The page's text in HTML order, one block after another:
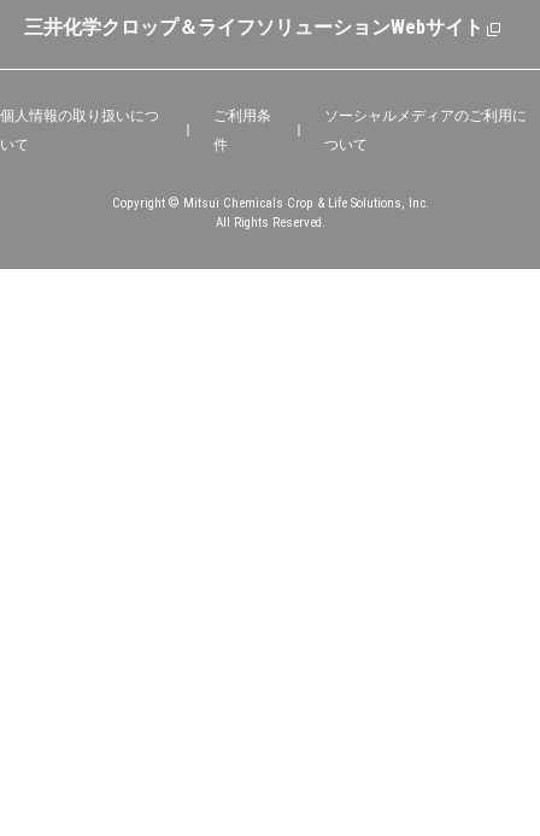
三井化学クロップ＆ライフソリューションWebサイト
個人情報の取り扱いにつ
いて
ご利用条
件
ソーシャルメディアのご利用に
ついて
Copyright © Mitsui Chemicals Crop & Life Solutions, Inc.
All Rights Reserved.